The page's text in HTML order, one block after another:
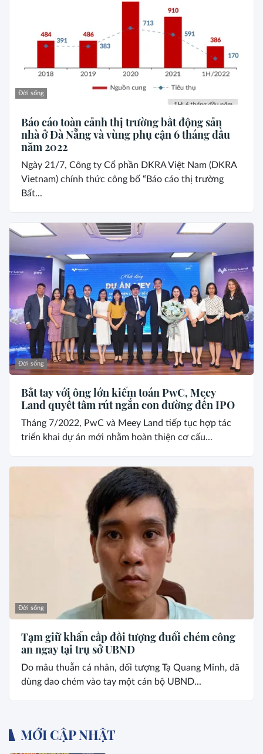
Đời sống
Báo cáo toàn cảnh thị trường bất động sản
nhà ở Đà Nẵng và vùng phụ cận 6 tháng đầu
năm 2022
Ngày 21/7, Công ty Cổ phần DKRA Việt Nam (DKRA
Vietnam) chính thức công bố “Báo cáo thị trường
Bất...
Đời sống
Bắt tay với ông lớn kiểm toán PwC, Meey
Land quyết tâm rút ngắn con đường đến IPO
Tháng 7/2022, PwC và Meey Land tiếp tục hợp tác
triển khai dự án mới nhằm hoàn thiện cơ cấu...
Đời sống
Tạm giữ khẩn cấp đối tượng đuổi chém công
an ngay tại trụ sở UBND
Do mâu thuẫn cá nhân, đối tượng Tạ Quang Minh, đã
dùng dao chém vào tay một cán bộ UBND...
MỚI CẬP NHẬT